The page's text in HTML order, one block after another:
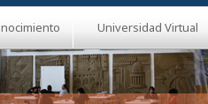
Universidad Virtual